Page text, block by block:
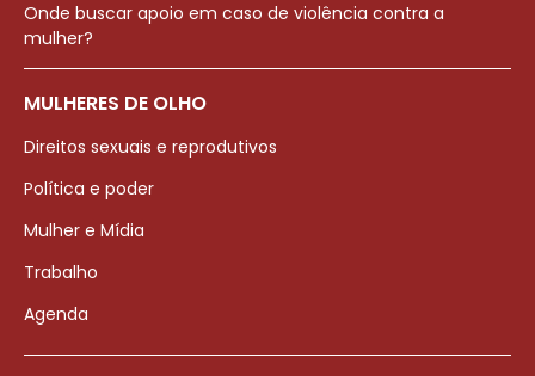
Onde buscar apoio em caso de violência contra a
mulher?
MULHERES DE OLHO
Direitos sexuais e reprodutivos
Política e poder
Mulher e Mídia
Trabalho
Agenda